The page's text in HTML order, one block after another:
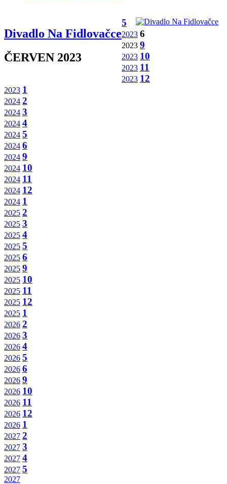
Divadlo Na Fidlovačce
ČERVEN 2023
5
2023 6
2023 9
2023 10
2023 11
2023 12
2023 1
2024 2
2024 3
2024 4
2024 5
2024 6
2024 9
2024 10
2024 11
2024 12
2024 1
2025 2
2025 3
2025 4
2025 5
2025 6
2025 9
2025 10
2025 11
2025 12
2025 1
2026 2
2026 3
2026 4
2026 5
2026 6
2026 9
2026 10
2026 11
2026 12
2026 1
2027 2
2027 3
2027 4
2027 5
2027